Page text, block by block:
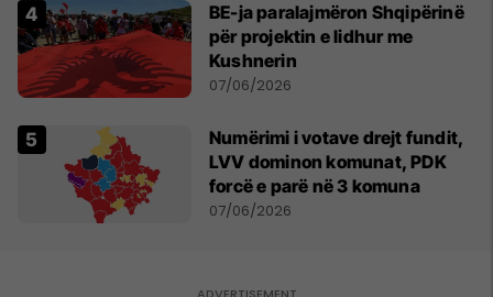
BE-ja paralajmëron Shqipërinë
për projektin e lidhur me
Kushnerin
07/06/2026
Numërimi i votave drejt fundit,
LVV dominon komunat, PDK
forcë e parë në 3 komuna
07/06/2026